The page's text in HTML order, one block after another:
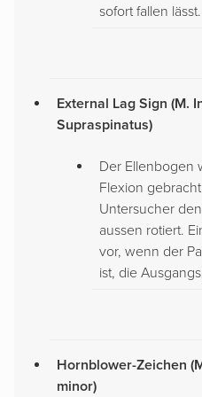
sofort fallen lässt.
External Lag Sign (M.
Supraspinatus)
Der Ellenbogen
Flexion
Untersucher
aussen rotiert.
vor, wenn der
ist, die
Hornblower-Zeichen
minor)